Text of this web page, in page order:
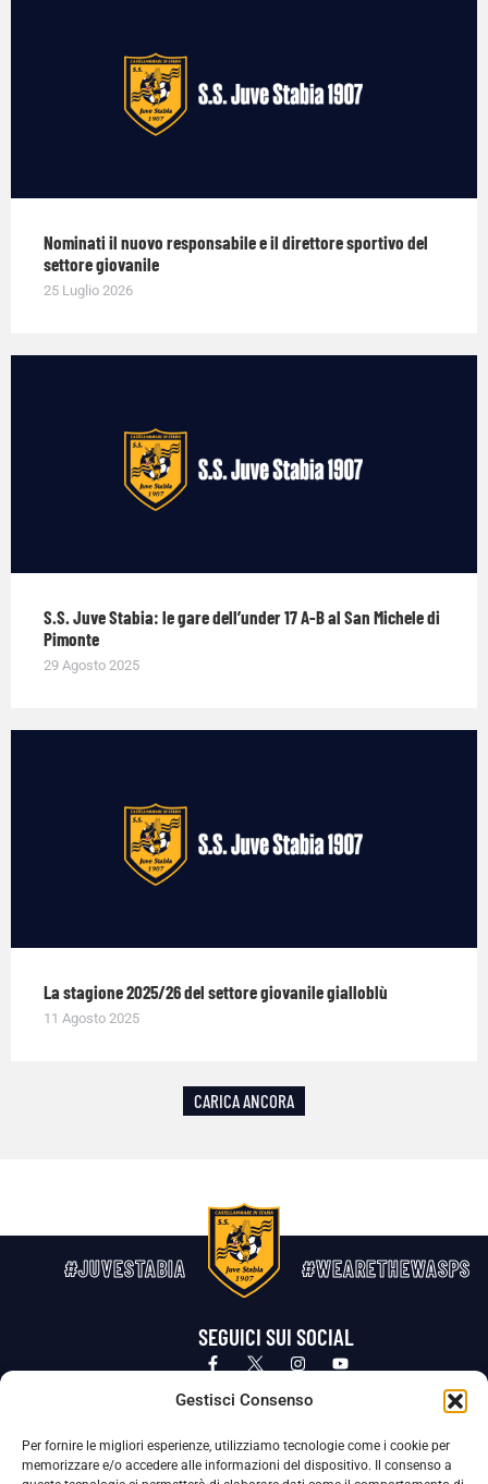
Gestisci Consenso
Per fornire le migliori esperienze, utilizziamo tecnologie come i cookie per
memorizzare e/o accedere alle informazioni del dispositivo. Il consenso a
Nominati il nuovo responsabile e il direttore sportivo del
settore giovanile
25 Luglio 2026
S.S. Juve Stabia: le gare dell’under 17 A-B al San Michele di
Pimonte
29 Agosto 2025
La stagione 2025/26 del settore giovanile gialloblù
11 Agosto 2025
CARICA ANCORA
#JUVESTABIA #WEARETHEWASPS
SEGUICI SUI SOCIAL
Privacy Policy Cookie Policy
La Società ha nominato il Responsabile della Protezione dei Dati Personali (DPO), figura specializzata che vigila sulle modalità
adottate dalla nostra Società per tutelare i Suoi dati personali.